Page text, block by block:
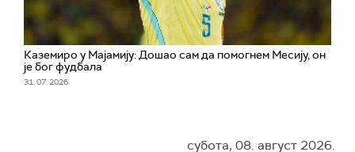
Каземиро у Мајамију: Дошао сам да помогнем Месију, он
је бог фудбала
31. 07. 2026.
субота, 08. август 2026.